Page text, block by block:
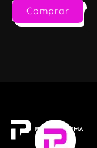
Comprar